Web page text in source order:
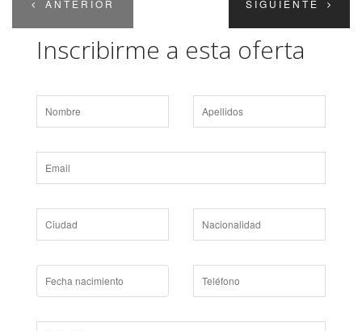
ANTERIOR SIGUIENTE
Inscribirme a esta oferta